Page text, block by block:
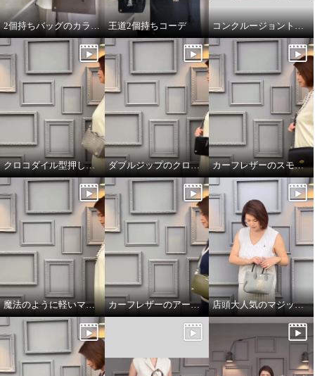
2個持ちバッグのカラーコーデ 王道2個持ちコーデ コンクルージョントートのリボンの付け方
クロコダイル型押しダブルジップのオーラ ダブルジップのクロコダイル型押しのオーラ カーフレザーのスモールウォレット
魔法のように軽いマジックライトのトート カーフレザーのアールデコモチーフのウォレット 店頭大人気のマジックライト